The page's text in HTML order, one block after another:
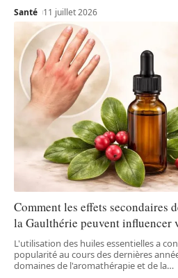
Santé 11 juillet 2026
Comment les effets secondaires
la Gaulthérie peuvent influencer
L'utilisation des huiles essentielles a
popularité au cours des dernières
domaines de l'aromathérapie et de la…